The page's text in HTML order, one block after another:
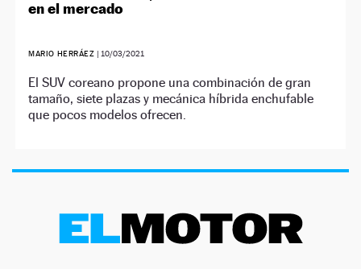
en el mercado
MARIO HERRÁEZ | 10/03/2021
El SUV coreano propone una combinación de gran
tamaño, siete plazas y mecánica híbrida enchufable
que pocos modelos ofrecen.